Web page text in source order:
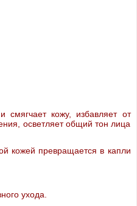
смягчает кожу, избавляет от
осветляет общий тон лица
кожей превращается в капли
ухода.